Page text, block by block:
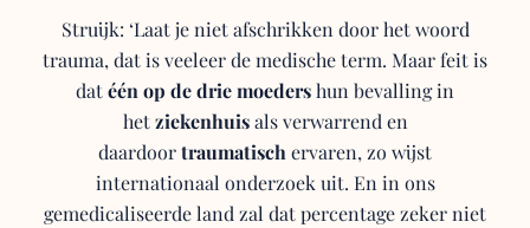
Struijk: ‘Laat je niet afschrikken door het woord
trauma, dat is veeleer de medische term. Maar feit is
datéén op de drie moedershun bevalling in
hetziekenhuisals verwarrend en
daardoortraumatischervaren, zo wijst
internationaal onderzoek uit. En in ons
gemedicaliseerde land zal dat percentage zeker niet